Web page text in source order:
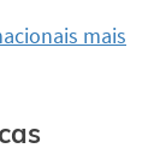
mais